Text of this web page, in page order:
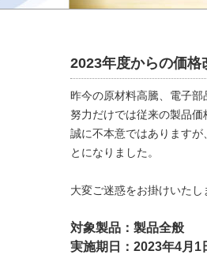
2023年度からの価格
昨今の原材料高騰、電子
努力だけでは従来の製品
誠に不本意ではあります
とになりました。
大変ご迷惑をお掛けいた
対象製品：製品全般
実施期日：2023年4月